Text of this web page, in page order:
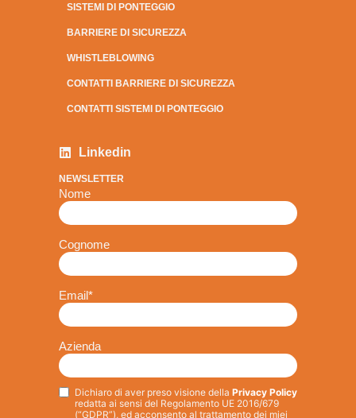
SISTEMI DI PONTEGGIO
BARRIERE DI SICUREZZA
WHISTLEBLOWING
CONTATTI BARRIERE DI SICUREZZA
CONTATTI SISTEMI DI PONTEGGIO
Linkedin
NEWSLETTER
Nome
Cognome
Email*
Azienda
Privacy*
Dichiaro di aver preso visione della Privacy Policy
redatta ai sensi del Regolamento UE 2016/679
(“GDPR”), ed acconsento al trattamento dei miei